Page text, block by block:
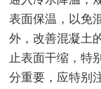
表面保温，以免
外，改善混凝土
止表面干缩，特
分重要，应特别